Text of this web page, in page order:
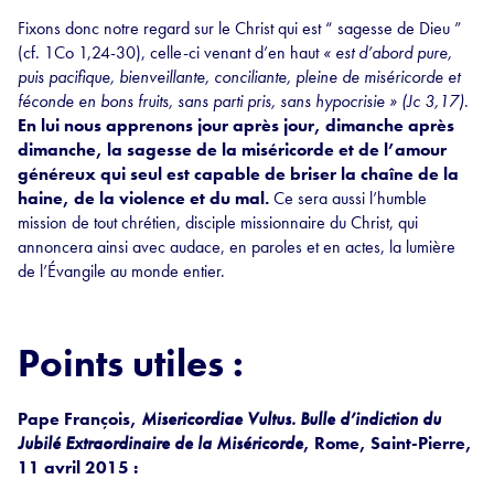
Fixons donc notre regard sur le Christ qui est “ sagesse de Dieu ”
(cf. 1Co 1,24-30), celle-ci venant d’en haut« est d’abord pure,
puis pacifique, bienveillante, conciliante, pleine de miséricorde et
féconde en bons fruits, sans parti pris, sans hypocrisie » (Jc 3,17).
En lui nous apprenons jour après jour, dimanche après
dimanche, la sagesse de la miséricorde et de l’amour
généreux qui seul est capable de briser la chaîne de la
haine, de la violence et du mal.Ce sera aussi l’humble
mission de tout chrétien, disciple missionnaire du Christ, qui
annoncera ainsi avec audace, en paroles et en actes, la lumière
de l’Évangile au monde entier.
Points utiles :
Pape François, Misericordiae Vultus. Bulle d’indiction du
Jubilé Extraordinaire de la Miséricorde, Rome, Saint-Pierre,
11 avril 2015 :